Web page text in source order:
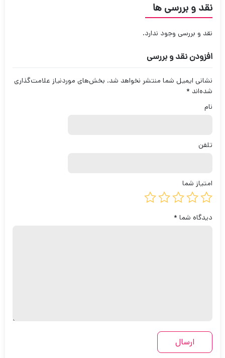
نقد و بررسی ها
نقد و بررسی وجود ندارد.
افزودن نقد و بررسی
نشانی ایمیل شما منتشر نخواهد شد. بخش‌های موردنیاز علامت‌گذاری
شده‌اند *
نام
تلفن
امتیاز شما
دیدگاه شما *